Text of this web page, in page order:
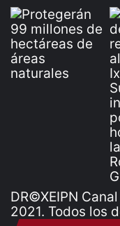
DR©XEIPN
2021. Todos los